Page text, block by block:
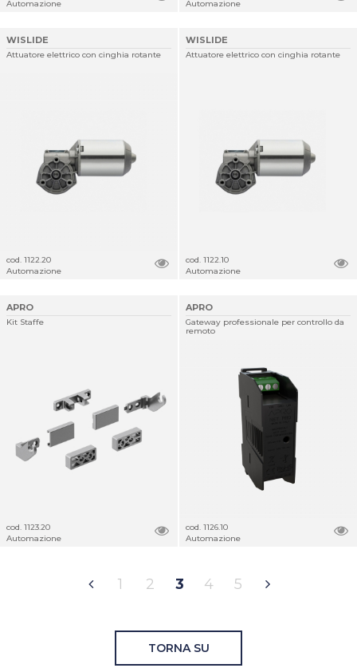
Automazione Automazione
WISLIDE
Attuatore elettrico con cinghia rotante
cod. 1122.20
Automazione
WISLIDE
Attuatore elettrico con cinghia rotante
cod. 1122.10
Automazione
APRO
Kit Staffe
cod. 1123.20
Automazione
APRO
Gateway professionale per controllo da
remoto
cod. 1126.10
Automazione
1 2 3 4 5
TORNA SU